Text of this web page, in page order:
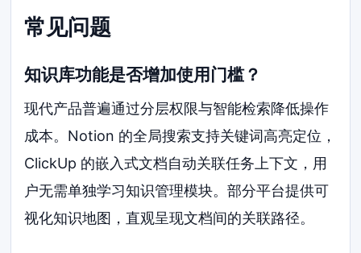
常见问题
知识库功能是否增加使用门槛？
现代产品普遍通过分层权限与智能检索降低操作
成本。Notion 的全局搜索支持关键词高亮定位，
ClickUp 的嵌入式文档自动关联任务上下文，用
户无需单独学习知识管理模块。部分平台提供可
视化知识地图，直观呈现文档间的关联路径。